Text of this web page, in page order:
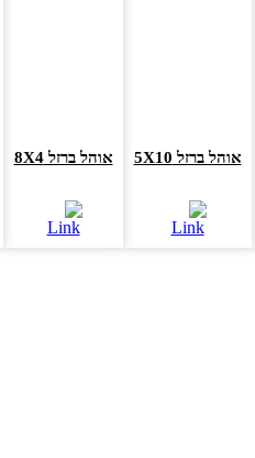
אוהל ברזל 5X10 אוהל ברזל 8X4